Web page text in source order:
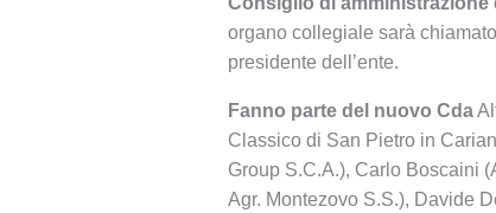
organo collegiale sarà
presidente dell’ente.
Fanno parte del nuovo Cda
Classico di San Pietro in
Group S.C.A.), Carlo Boscaini
Agr. Montezovo S.S.), Davide